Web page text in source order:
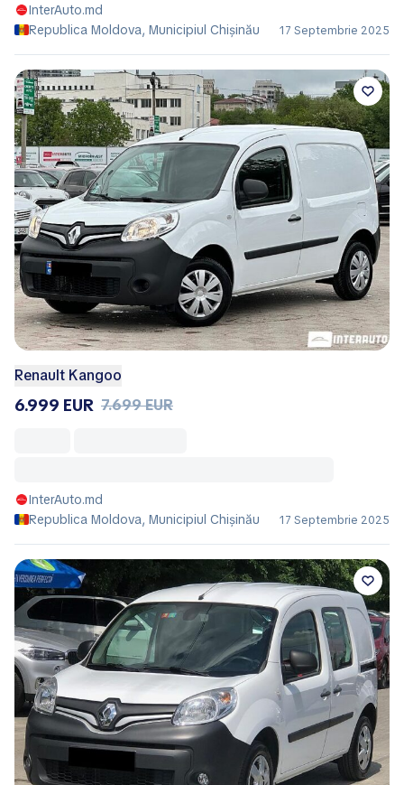
InterAuto.md
Republica Moldova, Municipiul Chișinău
17 Septembrie 2025
Renault Kangoo
6.999 EUR 7.699 EUR
InterAuto.md
Republica Moldova, Municipiul Chișinău
17 Septembrie 2025